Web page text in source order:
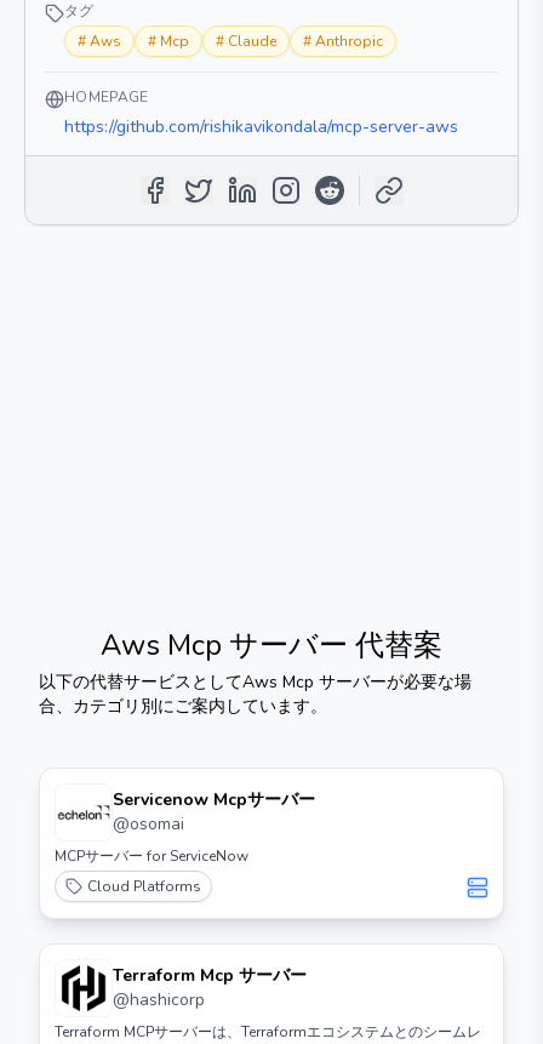
タグ
#Aws # Mcp # Claude #Anthropic
HOMEPAGE
https://github.com/rishikavikondala/mcp-server-aws
Aws Mcp サーバー 代替案
以下の代替サービスとしてAws Mcp サーバーが必要な場
合、カテゴリ別にご案内しています。
Servicenow Mcpサーバー
@osomai
MCPサーバー for ServiceNow
Cloud Platforms
Terraform Mcp サーバー
@hashicorp
Terraform MCPサーバーは、Terraformエコシステムとのシームレ